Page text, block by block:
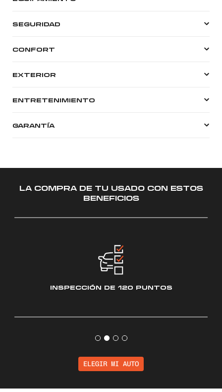
SEGURIDAD
CONFORT
EXTERIOR
ENTRETENIMIENTO
GARANTÍA
LA COMPRA DE TU USADO CON ESTOS
BENEFICIOS
INSPECCIÓN DE 120 PUNTOS
ELEGIR MI AUTO